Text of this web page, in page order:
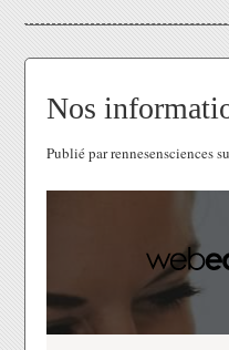
Nos
Publié par rennesensciences